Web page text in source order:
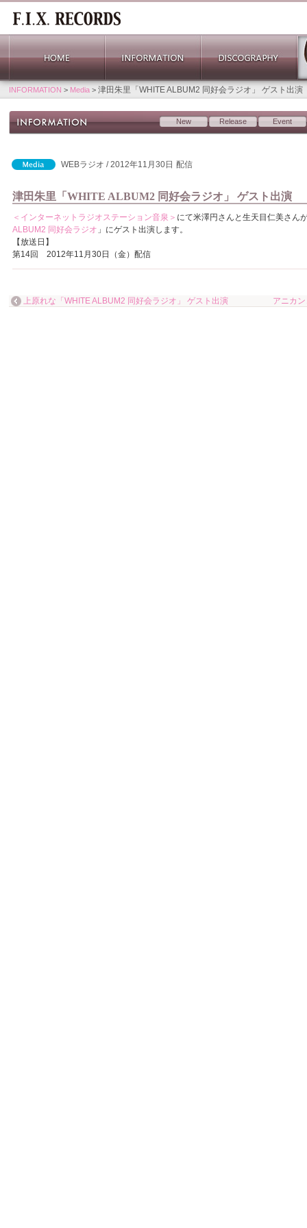
INFORMATION > Media > 津田朱里「WHITE ALBUM2 同好会ラジオ」 ゲスト出演
New Release Event
WEBラジオ / 2012年11月30日 配信
津田朱里「WHITE ALBUM2 同好会ラジオ」 ゲスト出演
＜インターネットラジオステーション音泉＞ にて米澤円さんと生天目仁美さん
ALBUM2 同好会ラジオ 」にゲスト出演します。
【放送日】
第14回 2012年11月30日（金）配信
上原れな「WHITE ALBUM2 同好会ラジオ」 ゲスト出演 アニカ